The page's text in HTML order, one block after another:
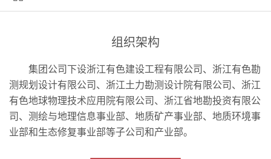
组织架构
集团公司下设浙江有色建设工程有限公司、浙江有色勘
测规划设计有限公司、浙江土力勘测设计院有限公司、浙江
有色地球物理技术应用院有限公司、浙江省地勘投资有限公
司、测绘与地理信息事业部、地质矿产事业部、地质环境事
业部和生态修复事业部等子公司和产业部。